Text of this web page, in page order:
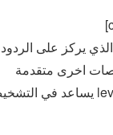
يركز على الردود
اخرى متقدمة